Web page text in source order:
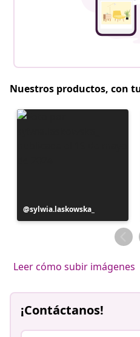
Nuestros productos, con
Publicación
realizada
sylwia.laskowska_
Leer cómo subir imágenes
¡Contáctanos!